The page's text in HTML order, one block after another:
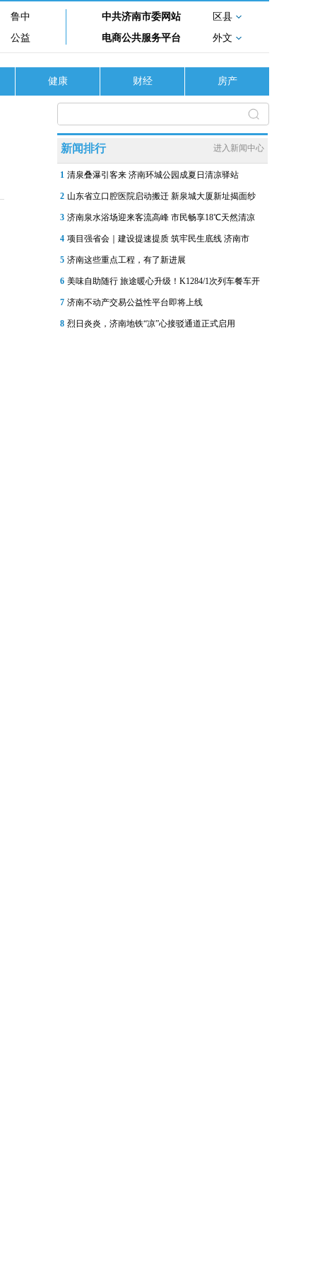
鲁中
公益
中共济南市委网站
区县
电商公共服务平台
外文
健康 财经 房产
新闻排行 进入新闻中心
1 清泉叠瀑引客来 济南环城公园成夏日清凉驿站
2 山东省立口腔医院启动搬迁 新泉城大厦新址揭面纱
3 济南泉水浴场迎来客流高峰 市民畅享18℃天然清凉
4 项目强省会｜建设提速提质 筑牢民生底线 济南市
5 济南这些重点工程，有了新进展
6 美味自助随行 旅途暖心升级！K1284/1次列车餐车开
7 济南不动产交易公益性平台即将上线
8 烈日炎炎，济南地铁“凉”心接驳通道正式启用